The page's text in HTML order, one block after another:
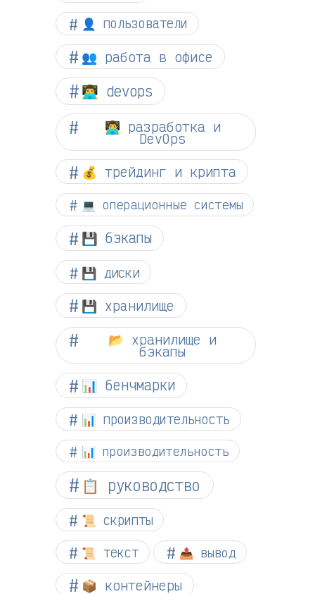
👤 пользователи
👥 работа в офисе
👨‍💻 devops
👨‍💻 разработка и
DevOps
💰 трейдинг и крипта
💻 операционные системы
💾 бэкапы
💾 диски
💾 хранилище
📂 хранилище и
бэкапы
📊 бенчмарки
📊 производительность
📊 производительность
📋 руководство
📜 скрипты
📜 текст 📤 вывод
📦 контейнеры